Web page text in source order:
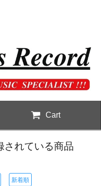
Cart
されている商品
新着順